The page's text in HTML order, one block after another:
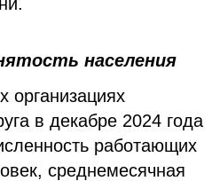
населения
организациях
в декабре 2024 года
работающих
среднемесячная